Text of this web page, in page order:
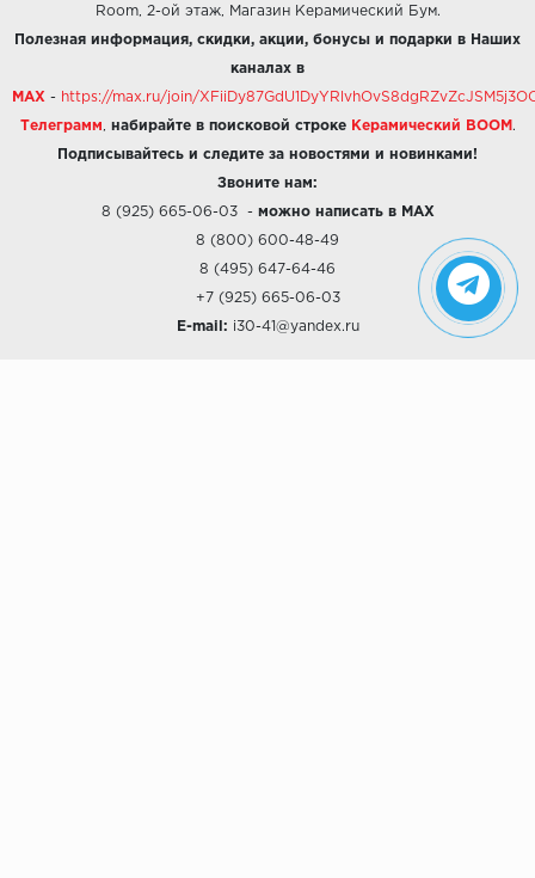
Room, 2-ой этаж, Магазин Керамический Бум.
Полезная информация, скидки, акции, бонусы и подарки в Наших
каналах в
MAX - https://max.ru/join/
Телеграмм набирайте в поисковой строке Керамический BOOM .
Подписывайтесь и следите за новостями и новинками!
Звоните нам:
8 (925) 665-06-03- можно написать в MAX
8 (800) 600-48-49
8 (495) 647-64-46
+7 (925) 665-06-03
E-mail: i30-41@yandex.ru